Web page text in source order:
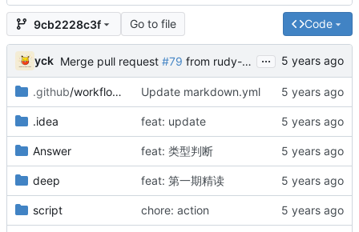
9cb2228c3f Go to file Code
yck Merge pull request #79 from rudy-lc/main ...
.github/workflows Update markdown.yml
.idea feat: update
Answer feat: 类型判断
deep feat: 第一期精读
script chore: action